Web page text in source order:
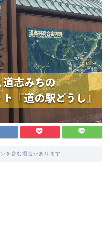
を含む場合があります